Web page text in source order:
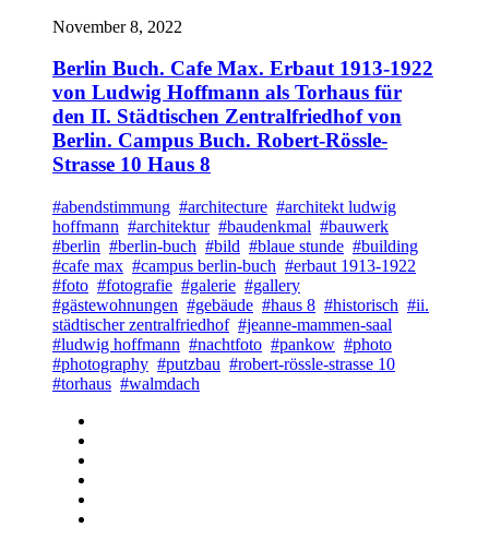
November 8, 2022
Berlin Buch. Cafe Max. Erbaut 1913-1922
von Ludwig Hoffmann als Torhaus für
den II. Städtischen Zentralfriedhof von
Berlin. Campus Buch. Robert-Rössle-
Strasse 10 Haus 8
#abendstimmung #architecture #architekt ludwig
hoffmann #architektur #baudenkmal #bauwerk
#berlin #berlin-buch #bild #blaue stunde #building
#cafe max #campus berlin-buch #erbaut 1913-1922
#foto #fotografie #galerie #gallery
#gästewohnungen #gebäude #haus 8 #historisch #ii.
städtischer zentralfriedhof #jeanne-mammen-saal
#ludwig hoffmann #nachtfoto #pankow #photo
#photography #putzbau #robert-rössle-strasse 10
#torhaus #walmdach